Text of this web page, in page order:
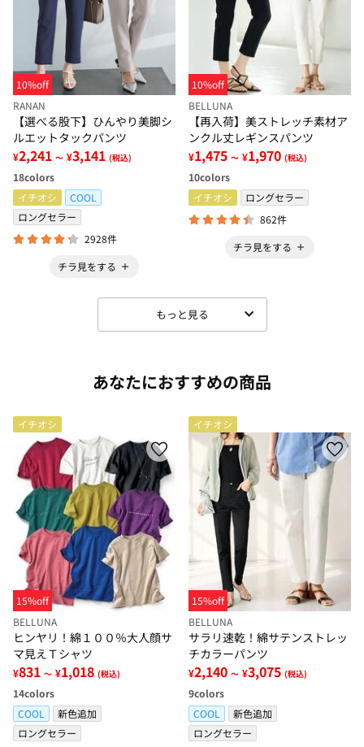
10%off
RANAN
【選べる股下】ひんやり美脚シ
ルエットタックパンツ
¥2,241 ～ ¥3,141 (税込)
18colors
イチオシ
COOL
ロングセラー
2928件
チラ見をする
10%off
BELLUNA
【再入荷】美ストレッチ素材ア
ンクル丈レギンスパンツ
¥1,475 ～ ¥1,970 (税込)
10colors
イチオシ
ロングセラー
862件
チラ見をする
もっと見る
あなたにおすすめの商品
イチオシ
15%off
BELLUNA
ヒンヤリ！綿１００％大人顔サ
マ見えＴシャツ
¥831 ～ ¥1,018 (税込)
14colors
COOL
新色追加
ロングセラー
イチオシ
15%off
BELLUNA
サラリ速乾！綿サテンストレッ
チカラーパンツ
¥2,140 ～ ¥3,075 (税込)
9colors
COOL
新色追加
ロングセラー